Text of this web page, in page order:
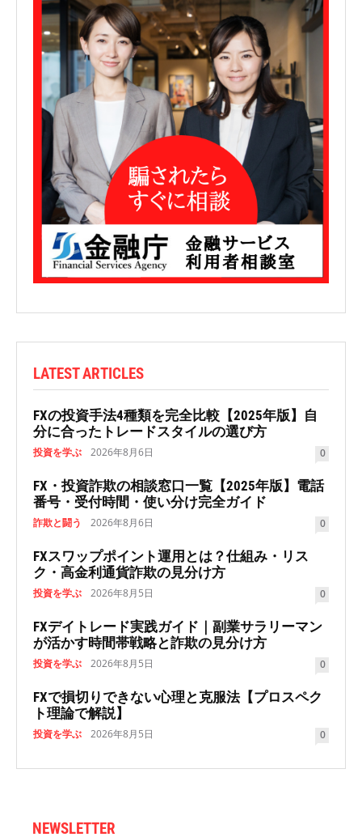
LATEST ARTICLES
FXの投資手法4種類を完全比較【2025年版】自
分に合ったトレードスタイルの選び方
投資を学ぶ 2026年8月6日 0
FX・投資詐欺の相談窓口一覧【2025年版】電話
番号・受付時間・使い分け完全ガイド
詐欺と闘う 2026年8月6日 0
FXスワップポイント運用とは？仕組み・リス
ク・高金利通貨詐欺の見分け方
投資を学ぶ 2026年8月5日 0
FXデイトレード実践ガイド｜副業サラリーマン
が活かす時間帯戦略と詐欺の見分け方
投資を学ぶ 2026年8月5日 0
FXで損切りできない心理と克服法【プロスペク
ト理論で解説】
投資を学ぶ 2026年8月5日 0
NEWSLETTER